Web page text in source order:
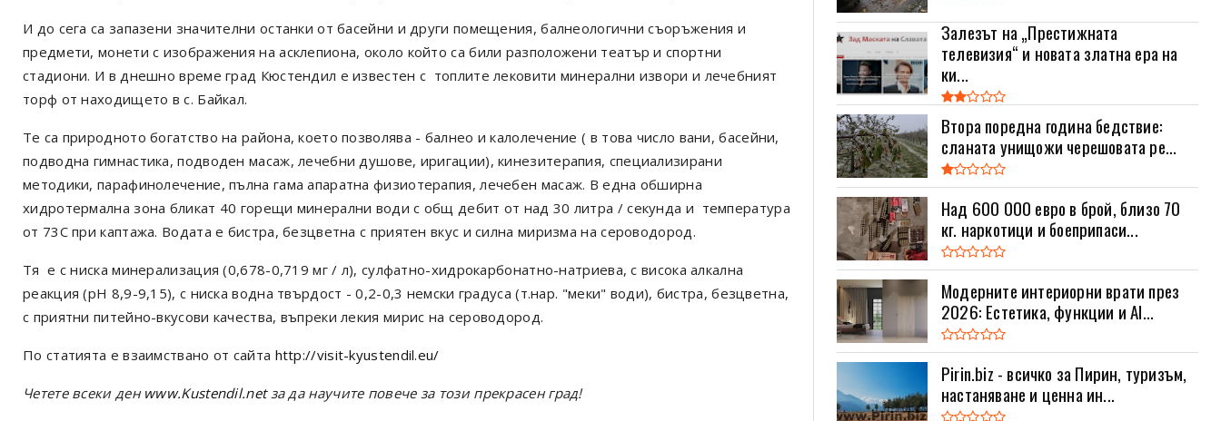
И до сега са запазени значителни останки от басейни и други помещения, балнеологични съоръжения и
предмети, монети с изображения на асклепиона, около който са били разположени театър и спортни
стадиони. И в днешно време град Кюстендил е известен с топлите лековити минерални извори и лечебният
торф от находището в с. Байкал.
Те са природното богатство на района, което позволява - балнео и калолечение ( в това число вани, басейни,
подводна гимнастика, подводен масаж, лечебни душове, иригации), кинезитерапия, специализирани
методики, парафинолечение, пълна гама апаратна физиотерапия, лечебен масаж. В една обширна
хидротермална зона бликат 40 горещи минерални води с общ дебит от над 30 литра / секунда и температура
от 73С при каптажа. Водата е бистра, безцветна с приятен вкус и силна миризма на сероводород.
Тя е с ниска минерализация (0,678-0,719 мг / л), сулфатно-хидрокарбонатно-натриева, с висока алкална
реакция (рН 8,9-9,15), с ниска водна твърдост - 0,2-0,3 немски градуса (т.нар. "меки" води), бистра, безцветна,
с приятни питейно-вкусови качества, въпреки лекия мирис на сероводород.
По статията е взаимствано от сайта http://visit-kyustendil.eu/
Четете всеки ден www.Kustendil.netза да научите повече за този прекрасен град!
Залезът на „Престижната
телевизия“ и новата златна ера на
ки...
Втора поредна година бедствие:
сланата унищожи черешовата ре...
Над 600 000 евро в брой, близо 70
кг. наркотици и боеприпаси...
Модерните интериорни врати през
2026: Естетика, функции и AI...
Pirin.biz - всичко за Пирин, туризъм,
настаняване и ценна ин...